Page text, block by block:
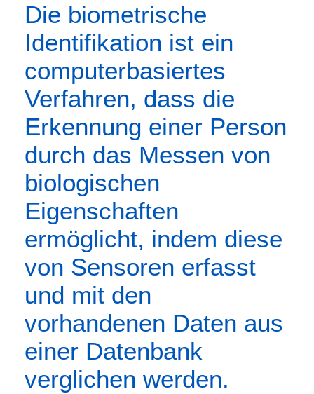
Die biometrische
Identifikation ist ein
computerbasiertes
Verfahren, dass die
Erkennung einer Person
durch das Messen von
biologischen
Eigenschaften
ermöglicht, indem diese
von Sensoren erfasst
und mit den
vorhandenen Daten aus
einer Datenbank
verglichen werden.